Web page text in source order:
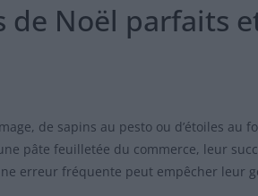
de Noël parfaits
de sapins au pesto ou d’étoiles au
pâte feuilletée du commerce, leur
erreur fréquente peut empêcher leur